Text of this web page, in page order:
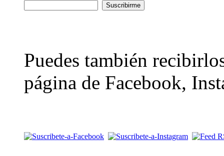
Puedes también
página de Facebook,